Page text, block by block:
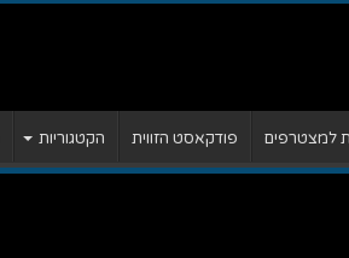
למצטרפים פודקאסט הזווית הקטגוריות